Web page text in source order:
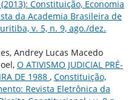
Constituição, Economia
da Academia Brasileira de
v. 5, n. 9, ago./dez.
Andrey Lucas Macedo
O ATIVISMO JUDICIAL PRÉ-
DE 1988 , Constituição,
Revista Eletrônica da